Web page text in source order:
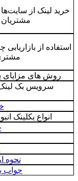
لینک از سایت‌های
مشتریان
از بازاریابی
مشتری
روش های مزایای
سرویس بک لینک
انواع بکلینک انبود
نحوه
جواب بازی